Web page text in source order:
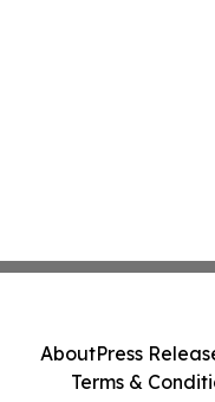
AboutPress
Terms &